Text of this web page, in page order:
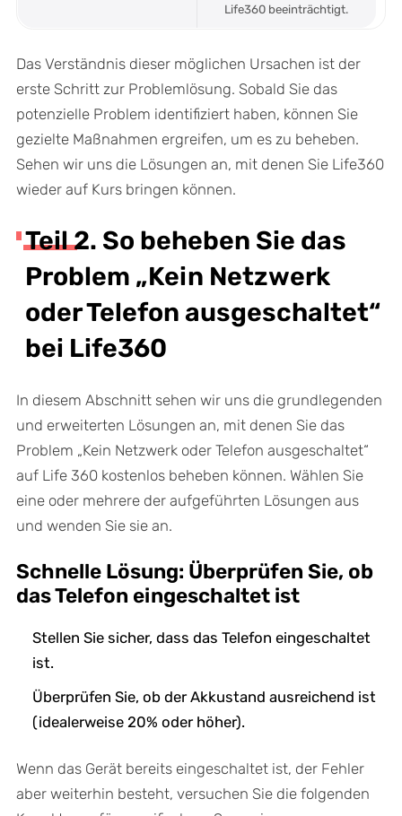
Life360 beeinträchtigt.
Das Verständnis dieser möglichen Ursachen ist der
erste Schritt zur Problemlösung. Sobald Sie das
potenzielle Problem identifiziert haben, können Sie
gezielte Maßnahmen ergreifen, um es zu beheben.
Sehen wir uns die Lösungen an, mit denen Sie Life360
wieder auf Kurs bringen können.
Teil 2. So beheben Sie das
Problem „Kein Netzwerk
oder Telefon ausgeschaltet“
bei Life360
In diesem Abschnitt sehen wir uns die grundlegenden
und erweiterten Lösungen an, mit denen Sie das
Problem „Kein Netzwerk oder Telefon ausgeschaltet“
auf Life 360 kostenlos beheben können. Wählen Sie
eine oder mehrere der aufgeführten Lösungen aus
und wenden Sie sie an.
Schnelle Lösung: Überprüfen Sie, ob
das Telefon eingeschaltet ist
Stellen Sie sicher, dass das Telefon eingeschaltet
ist.
Überprüfen Sie, ob der Akkustand ausreichend ist
(idealerweise 20% oder höher).
Wenn das Gerät bereits eingeschaltet ist, der Fehler
aber weiterhin besteht, versuchen Sie die folgenden